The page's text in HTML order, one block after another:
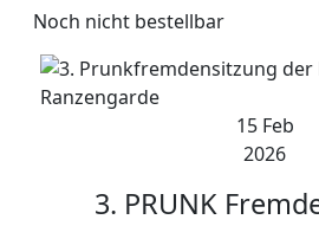
Noch nicht bestellbar
15 Feb
2026
3. PRUNK